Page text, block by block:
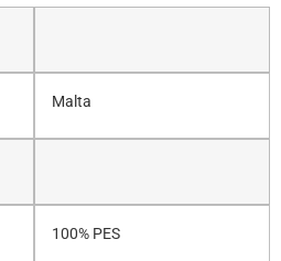
Malta
100% PES